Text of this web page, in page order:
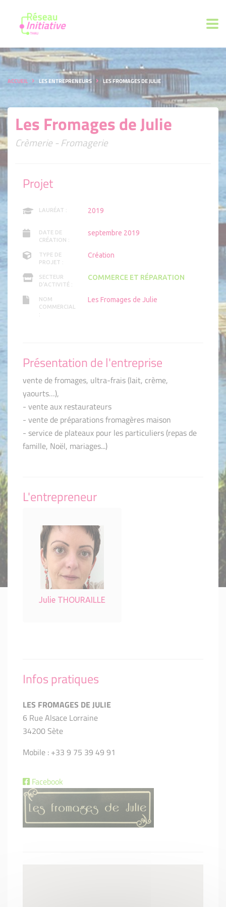
ACCUEIL LES ENTREPRENEURS LES FROMAGES DE JULIE
Les Fromages de Julie
Crèmerie - Fromagerie
Projet
LAURÉAT : 2019
DATE DE
CRÉATION :
septembre 2019
TYPE DE
PROJET :
Création
SECTEUR
D'ACTIVITÉ :
COMMERCE ET RÉPARATION
NOM
COMMERCIAL
:
Les Fromages de Julie
Présentation de l'entreprise
vente de fromages, ultra-frais (lait, crème,
yaourts…),
- vente aux restaurateurs
- vente de préparations fromagères maison
- service de plateaux pour les particuliers (repas de
famille, Noël, mariages...)
L'entrepreneur
Julie THOURAILLE
Infos pratiques
LES FROMAGES DE JULIE
6 Rue Alsace Lorraine
34200 Sète
Mobile : +33 9 75 39 49 91
Facebook